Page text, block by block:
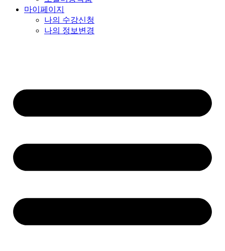
마이페이지
나의 수강신청
나의 정보변경